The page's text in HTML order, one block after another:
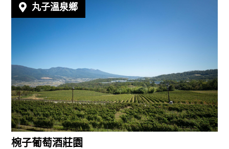
椀子葡萄酒莊園
丸子溫泉鄉